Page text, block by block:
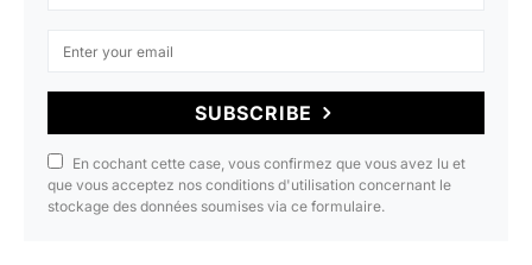
SUBSCRIBE
En cochant cette case, vous confirmez que vous avez lu et
que vous acceptez nos conditions d'utilisation concernant le
stockage des données soumises via ce formulaire.